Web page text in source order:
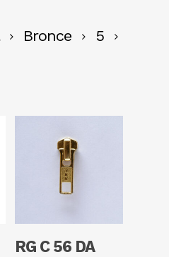
Bronce
5
Read More
RG C 56 DA